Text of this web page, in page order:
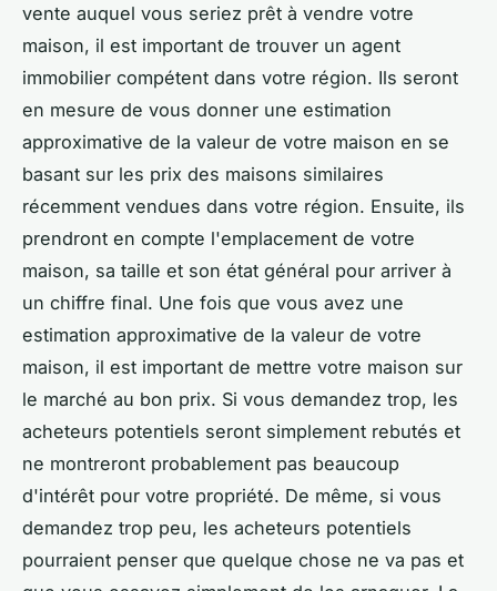
vente auquel vous seriez prêt à vendre votre
maison, il est important de trouver un agent
immobilier compétent dans votre région. Ils seront
en mesure de vous donner une estimation
approximative de la valeur de votre maison en se
basant sur les prix des maisons similaires
récemment vendues dans votre région. Ensuite, ils
prendront en compte l'emplacement de votre
maison, sa taille et son état général pour arriver à
un chiffre final. Une fois que vous avez une
estimation approximative de la valeur de votre
maison, il est important de mettre votre maison sur
le marché au bon prix. Si vous demandez trop, les
acheteurs potentiels seront simplement rebutés et
ne montreront probablement pas beaucoup
d'intérêt pour votre propriété. De même, si vous
demandez trop peu, les acheteurs potentiels
pourraient penser que quelque chose ne va pas et